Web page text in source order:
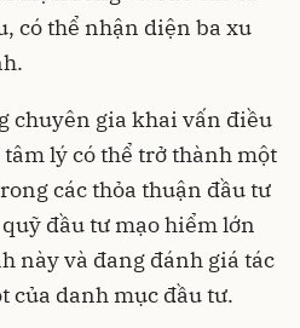
có thể nhận diện ba xu
chuyên gia khai vấn điều
lý có thể trở thành một
các thỏa thuận đầu tư
đầu tư mạo hiểm lớn
này và đang đánh giá tác
của danh mục đầu tư.